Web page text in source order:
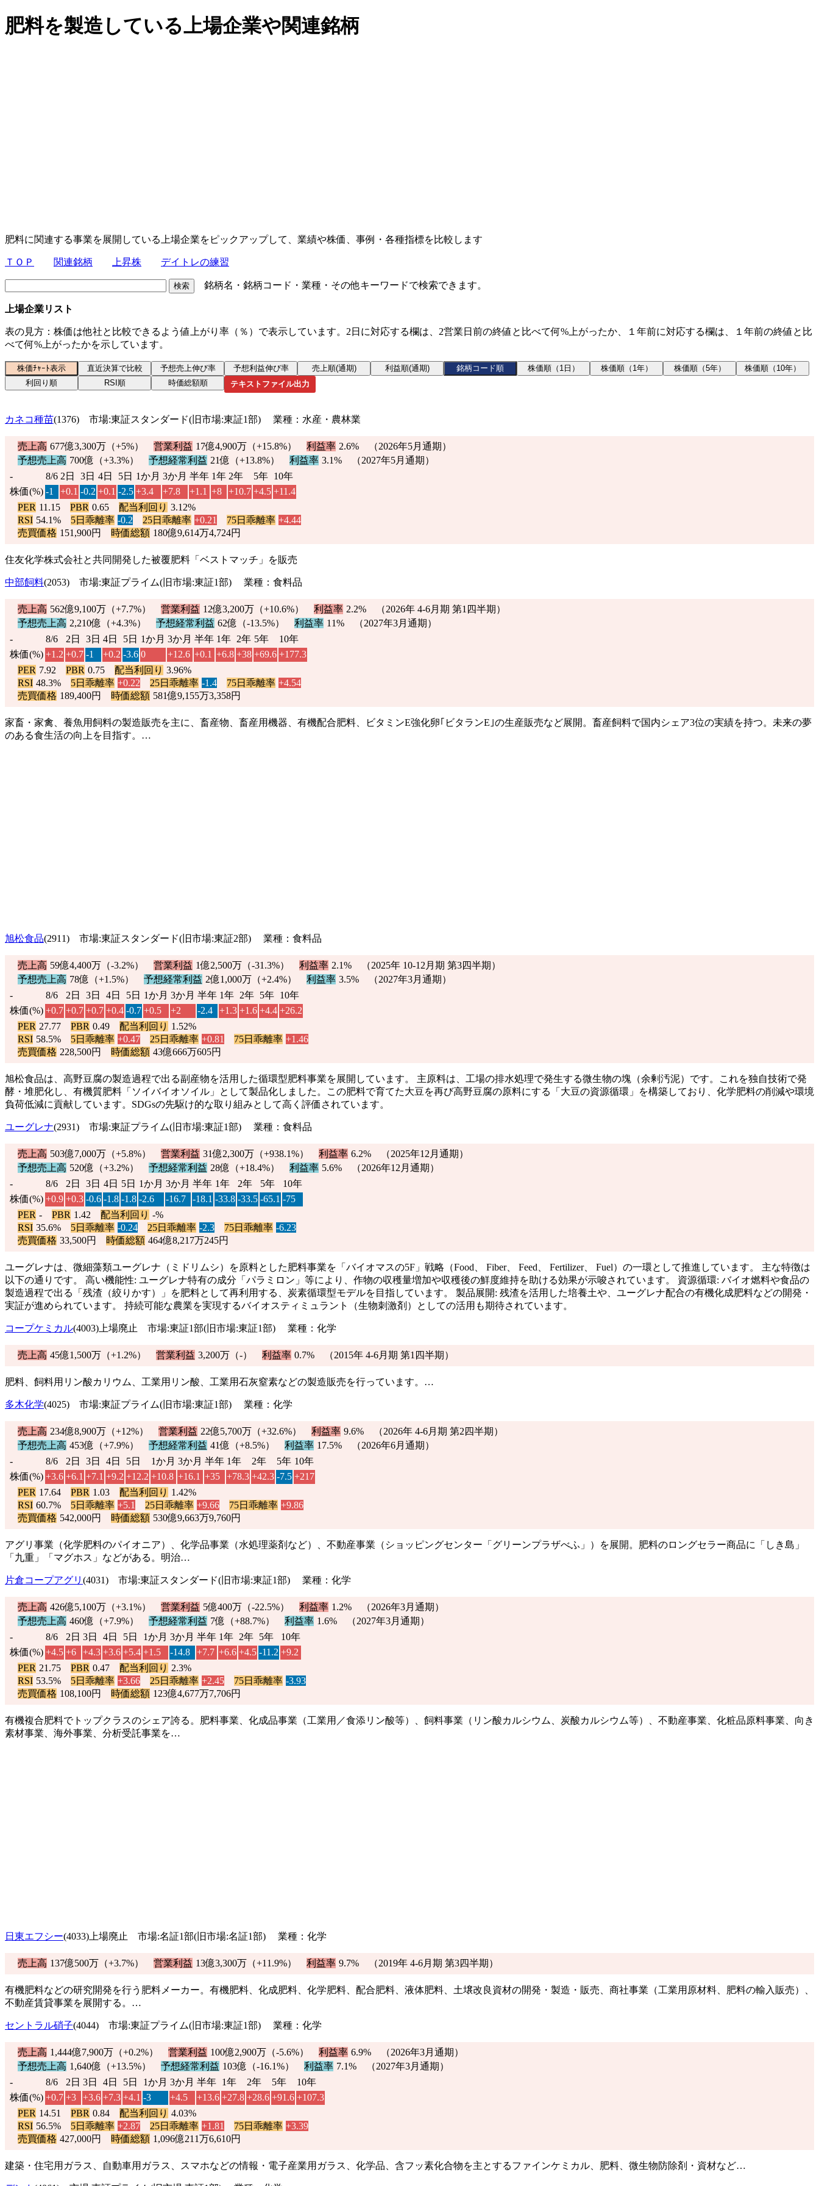
肥料を製造している上場企業や関連銘柄
肥料に関連する事業を展開している上場企業をピックアップして、業績や株価、事例・各種指標を比較します
ＴＯＰ 関連銘柄 上昇株 デイトレの練習
銘柄名・銘柄コード・業種・その他キーワードで検索できます。
上場企業リスト
表の見方：株価は他社と比較できるよう値上がり率（％）で表示しています。2日に対応する欄は、2営業日前の終値と比べて何%上がったか、１年前に対応する欄は、１年前の終値と比
べて何%上がったかを示しています。
テキストファイル出力
カネコ種苗(1376) 市場:東証スタンダード(旧市場:東証1部) 業種：水産・農林業
売上高 677億3,300万（+5%） 営業利益 17億4,900万（+15.8%） 利益率 2.6%
（2026年5月通期）
予想売上高 700億（+3.3%） 予想経常利益 21億（+13.8%） 利益率 3.1% （2027年5月通期）
-
8/6 2日 3日 4日 5日 1か月 3か月 半年 1年 2年 5年 10年
株価(%) -1 +0.1 -0.2 +0.1 -2.5 +3.4 +7.8 +1.1 +8 +10.7 +4.5 +11.4
PER 11.15 PBR 0.65 配当利回り 3.12%
RSI 54.1% 5日乖離率 -0.2 25日乖離率 +0.21 75日乖離率 +4.44
売買価格 151,900円 時価総額 180億9,614万4,724円
住友化学株式会社と共同開発した被覆肥料「ベストマッチ」を販売
中部飼料(2053) 市場:東証プライム(旧市場:東証1部) 業種：食料品
売上高 562億9,100万（+7.7%） 営業利益 12億3,200万（+10.6%） 利益率 2.2%
（2026年 4-6月期 第1四半期）
予想売上高 2,210億（+4.3%） 予想経常利益 62億（-13.5%） 利益率 11% （2027年3月通期）
-
8/6 2日 3日 4日 5日 1か月 3か月 半年 1年 2年 5年
10年
株価(%) +1.2 +0.7 -1 +0.2 -3.6 0 +12.6 +0.1 +6.8 +38 +69.6 +177.3
PER 7.92 PBR 0.75 配当利回り 3.96%
RSI 48.3% 5日乖離率 +0.22 25日乖離率 -1.4 75日乖離率 +4.54
売買価格 189,400円 時価総額 581億9,155万3,358円
家畜・家禽、養魚用飼料の製造販売を主に、畜産物、畜産用機器、有機配合肥料、ビタミンE強化卵｢ビタランE｣の生産販売など展開。畜産飼料で国内シェア3位の実績を持つ。未来の夢
のある食生活の向上を目指す。…
旭松食品(2911) 市場:東証スタンダード(旧市場:東証2部) 業種：食料品
売上高 59億4,400万（-3.2%） 営業利益 1億2,500万（-31.3%） 利益率 2.1%
（2025年 10-12月期 第3四半期）
予想売上高 78億（+1.5%） 予想経常利益 2億1,000万（+2.4%） 利益率 3.5% （2027年3月通期）
-
8/6 2日 3日 4日 5日 1か月 3か月 半年 1年 2年 5年 10年
株価(%) +0.7 +0.7 +0.7 +0.4 -0.7 +0.5 +2 -2.4 +1.3 +1.6 +4.4 +26.2
PER 27.77 PBR 0.49 配当利回り 1.52%
RSI 58.5% 5日乖離率 +0.47 25日乖離率 +0.81 75日乖離率 +1.46
売買価格 228,500円 時価総額 43億666万605円
旭松食品は、高野豆腐の製造過程で出る副産物を活用した循環型肥料事業を展開しています。 主原料は、工場の排水処理で発生する微生物の塊（余剰汚泥）です。これを独自技術で発
酵・堆肥化し、有機質肥料「ソイバイオソイル」として製品化しました。この肥料で育てた大豆を再び高野豆腐の原料にする「大豆の資源循環」を構築しており、化学肥料の削減や環境
負荷低減に貢献しています。SDGsの先駆け的な取り組みとして高く評価されています。
ユーグレナ(2931) 市場:東証プライム(旧市場:東証1部) 業種：食料品
売上高 503億7,000万（+5.8%） 営業利益 31億2,300万（+938.1%） 利益率 6.2%
（2025年12月通期）
予想売上高 520億（+3.2%） 予想経常利益 28億（+18.4%） 利益率 5.6% （2026年12月通期）
-
8/6 2日 3日 4日 5日 1か月 3か月 半年 1年 2年 5年
10年
株価(%) +0.9 +0.3 -0.6 -1.8 -1.8 -2.6 -16.7 -18.1 -33.8 -33.5 -65.1 -75
PER - PBR 1.42 配当利回り -%
RSI 35.6% 5日乖離率 -0.24 25日乖離率 -2.3 75日乖離率 -6.23
売買価格 33,500円 時価総額 464億8,217万245円
ユーグレナは、微細藻類ユーグレナ（ミドリムシ）を原料とした肥料事業を「バイオマスの5F」戦略（Food、 Fiber、 Feed、 Fertilizer、 Fuel）の一環として推進しています。 主な特徴は
以下の通りです。 高い機能性: ユーグレナ特有の成分「パラミロン」等により、作物の収穫量増加や収穫後の鮮度維持を助ける効果が示唆されています。 資源循環: バイオ燃料や食品の
製造過程で出る「残渣（絞りかす）」を肥料として再利用する、炭素循環型モデルを目指しています。 製品展開: 残渣を活用した培養土や、ユーグレナ配合の有機化成肥料などの開発・
実証が進められています。 持続可能な農業を実現するバイオスティミュラント（生物刺激剤）としての活用も期待されています。
コープケミカル(4003)上場廃止 市場:東証1部(旧市場:東証1部) 業種：化学
売上高 45億1,500万（+1.2%） 営業利益 3,200万（-） 利益率 0.7% （2015年 4-6月期 第1四半期）
肥料、飼料用リン酸カリウム、工業用リン酸、工業用石灰窒素などの製造販売を行っています。…
多木化学(4025) 市場:東証プライム(旧市場:東証1部) 業種：化学
売上高 234億8,900万（+12%） 営業利益 22億5,700万（+32.6%） 利益率 9.6%
（2026年 4-6月期 第2四半期）
予想売上高 453億（+7.9%） 予想経常利益 41億（+8.5%） 利益率 17.5% （2026年6月通期）
-
8/6 2日 3日 4日 5日 1か月 3か月 半年 1年 2年 5年 10年
株価(%) +3.6 +6.1 +7.1 +9.2 +12.2 +10.8 +16.1 +35 +78.3 +42.3 -7.5 +217
PER 17.64 PBR 1.03 配当利回り 1.42%
RSI 60.7% 5日乖離率 +5.1 25日乖離率 +9.66 75日乖離率 +9.86
売買価格 542,000円 時価総額 530億9,663万9,760円
アグリ事業（化学肥料のパイオニア）、化学品事業（水処理薬剤など）、不動産事業（ショッピングセンター「グリーンプラザべふ」）を展開。肥料のロングセラー商品に「しき島」
「九重」「マグホス」などがある。明治…
片倉コープアグリ (4031) 市場:東証スタンダード(旧市場:東証1部) 業種：化学
売上高 426億5,100万（+3.1%） 営業利益 5億400万（-22.5%） 利益率 1.2%
（2026年3月通期）
予想売上高 460億（+7.9%） 予想経常利益 7億（+88.7%） 利益率 1.6% （2027年3月通期）
-
8/6 2日 3日 4日 5日 1か月 3か月 半年 1年 2年 5年
10年
株価(%) +4.5 +6 +4.3 +3.6 +5.4 +1.5 -14.8 +7.7 +6.6 +4.5 -11.2 +9.2
PER 21.75 PBR 0.47 配当利回り 2.3%
RSI 53.5% 5日乖離率 +3.66 25日乖離率 +2.45 75日乖離率 -3.93
売買価格 108,100円 時価総額 123億4,677万7,706円
有機複合肥料でトップクラスのシェア誇る。肥料事業、化成品事業（工業用／食添リン酸等）、飼料事業（リン酸カルシウム、炭酸カルシウム等）、不動産事業、化粧品原料事業、向き
素材事業、海外事業、分析受託事業を…
日東エフシー(4033)上場廃止 市場:名証1部(旧市場:名証1部) 業種：化学
売上高 137億500万（+3.7%） 営業利益 13億3,300万（+11.9%） 利益率 9.7% （2019年 4-6月期 第3四半期）
有機肥料などの研究開発を行う肥料メーカー。有機肥料、化成肥料、化学肥料、配合肥料、液体肥料、土壌改良資材の開発・製造・販売、商社事業（工業用原材料、肥料の輸入販売）、
不動産賃貸事業を展開する。…
セントラル硝子(4044) 市場:東証プライム(旧市場:東証1部) 業種：化学
売上高 1,444億7,900万（+0.2%） 営業利益 100億2,900万（-5.6%） 利益率 6.9%
（2026年3月通期）
予想売上高 1,640億（+13.5%） 予想経常利益 103億（-16.1%） 利益率 7.1% （2027年3月通期）
-
8/6 2日 3日 4日 5日 1か月 3か月 半年 1年 2年 5年
10年
株価(%) +0.7 +3 +3.6 +7.3 +4.1 -3 +4.5 +13.6 +27.8 +28.6 +91.6 +107.3
PER 14.51 PBR 0.84 配当利回り 4.03%
RSI 56.5% 5日乖離率 +2.87 25日乖離率 +1.81 75日乖離率 +3.39
売買価格 427,000円 時価総額 1,096億211万6,610円
建築・住宅用ガラス、自動車用ガラス、スマホなどの情報・電子産業用ガラス、化学品、含フッ素化合物を主とするファインケミカル、肥料、微生物防除剤・資材など…